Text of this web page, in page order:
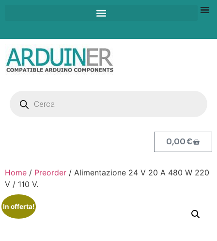
0,00€
Home / Preorder / Alimentazione 24 V 20 A 480 W 220
V / 110 V.
In offerta!